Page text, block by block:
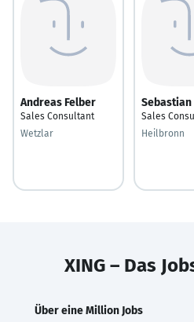
Andreas Felber
Sales Consultant
Wetzlar
Sales
Heilbronn
XING – Das
Über eine Million Jobs